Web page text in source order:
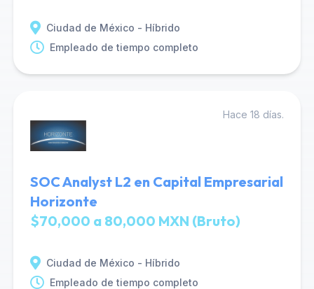
Ciudad de México - Híbrido
Empleado de tiempo completo
Hace 18 días.
SOC Analyst L2 en Capital Empresarial
Horizonte
$70,000 a 80,000 MXN (Bruto)
Ciudad de México - Híbrido
Empleado de tiempo completo